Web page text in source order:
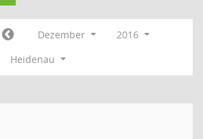
Dezember
2016
Heidenau